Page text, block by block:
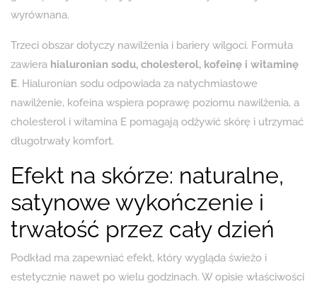
wyrównana.
Trzeci obszar dotyczy nawilżenia i bariery wilgoci. Formuła
zawiera hialuronian sodu, cholesterol, kofeinę i witaminę
E. Hialuronian sodu odpowiada za natychmiastowe
nawilżenie, kofeina wspiera poprawę poziomu nawilżenia, a
cholesterol i witamina E pomagają odżywić skórę i utrzymać
długotrwały komfort.
Efekt na skórze: naturalne,
satynowe wykończenie i
trwałość przez cały dzień
Podkład ma zapewniać efekt, który wygląda świeżo i
estetycznie nawet po wielu godzinach. W opisie właściwości